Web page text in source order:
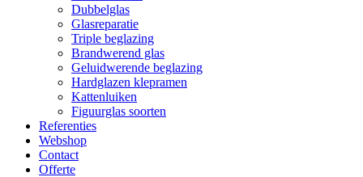
Dubbelglas
Glasreparatie
Triple beglazing
Brandwerend glas
Geluidwerende beglazing
Hardglazen klepramen
Kattenluiken
Figuurglas soorten
Referenties
Webshop
Contact
Offerte